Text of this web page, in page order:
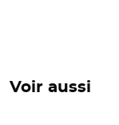
Voir aussi